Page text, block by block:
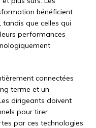
bénéficient
tandis que celles qui
performances
connectées
terme et un
dirigeants doivent
pour tirer
par ces technologies